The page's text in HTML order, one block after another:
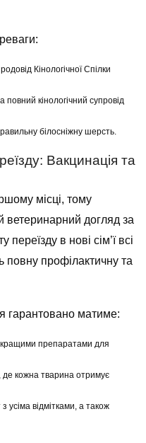
Кінологічної Спілки
повний кінологічний супровід
білосніжну шерсть.
Вакцинація та
місці, тому
ветеринарний догляд за
в нові сім’ї всі
повну профілактичну та
гарантовано матиме:
препаратами для
де кожна тварина отримує
відмітками, а також